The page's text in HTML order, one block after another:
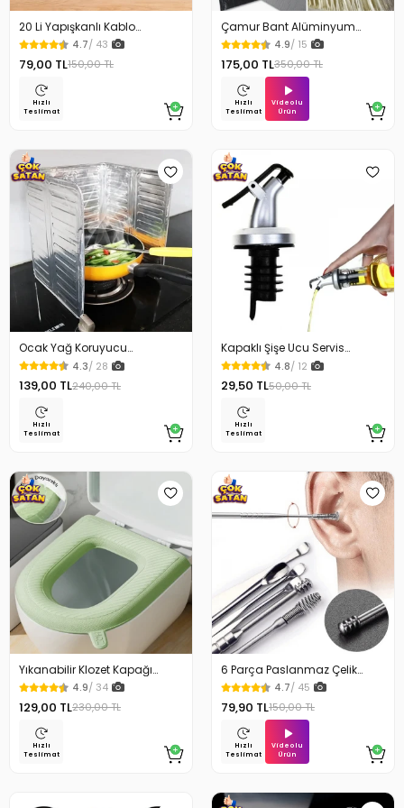
20 Li Yapışkanlı Kablo
Sabitleyici Şeffaf Klips
4.7/ 43
79,00 TL150,00 TL
Hızlı
Teslimat
Çamur Bant Alüminyum
İzolasyon Tamir Bandı 5 Mt
4.9/ 15
175,00 TL350,00 TL
Hızlı
Teslimat
Videolu
Ürün
Ocak Yağ Koruyucu
Alüminyum Levha 32.5 x 84
Cm
4.3/ 28
139,00 TL240,00 TL
Hızlı
Teslimat
Kapaklı Şişe Ucu Servis
Aparatı Yağdanlık Tıpa
4.8/ 12
29,50 TL50,00 TL
Hızlı
Teslimat
Yıkanabilir Klozet Kapağı
Süngeri Su Geçirmez
4.9/ 34
129,00 TL230,00 TL
Hızlı
Teslimat
6 Parça Paslanmaz Çelik
Kulak Temizleme Seti
4.7/ 45
79,90 TL150,00 TL
Hızlı
Teslimat
Videolu
Ürün